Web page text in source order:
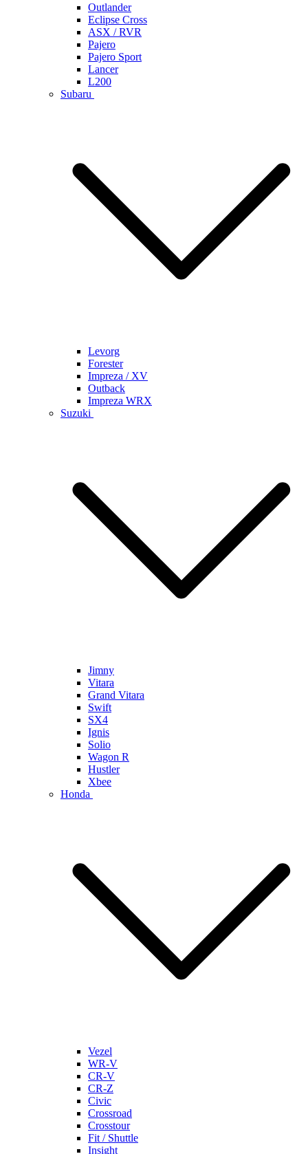
Outlander
Eclipse Cross
ASX / RVR
Pajero
Pajero Sport
Lancer
L200
Subaru
Levorg
Forester
Impreza / XV
Outback
Impreza WRX
Suzuki
Jimny
Vitara
Grand Vitara
Swift
SX4
Ignis
Solio
Wagon R
Hustler
Xbee
Honda
Vezel
WR-V
CR-V
CR-Z
Civic
Crossroad
Crosstour
Fit / Shuttle
Insight